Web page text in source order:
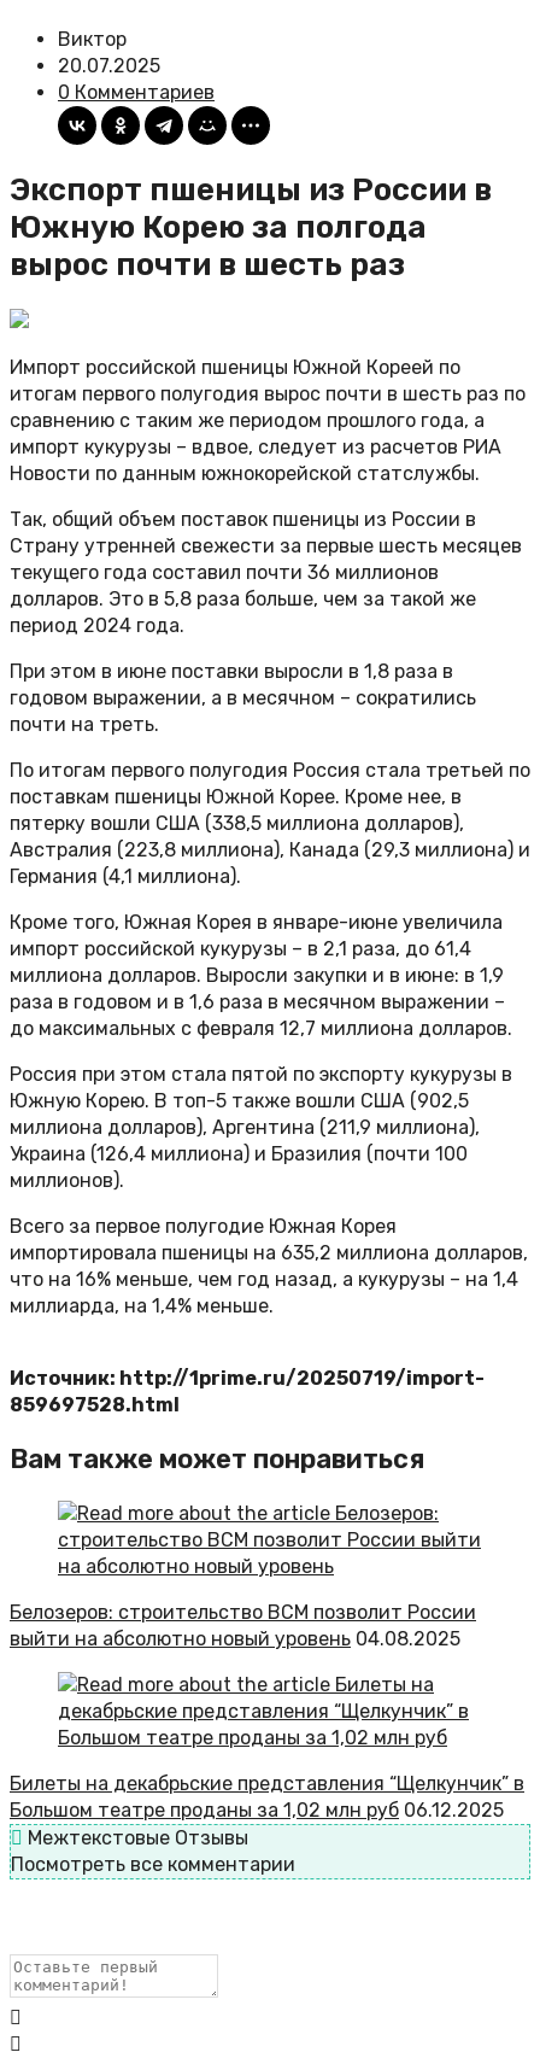
Виктор
20.07.2025
0 Комментариев
Экспорт пшеницы из России в
Южную Корею за полгода
вырос почти в шесть раз
Импорт российской пшеницы Южной Кореей по
итогам первого полугодия вырос почти в шесть раз по
сравнению с таким же периодом прошлого года, а
импорт кукурузы – вдвое, следует из расчетов РИА
Новости по данным южнокорейской статслужбы.
Так, общий объем поставок пшеницы из России в
Страну утренней свежести за первые шесть месяцев
текущего года составил почти 36 миллионов
долларов. Это в 5,8 раза больше, чем за такой же
период 2024 года.
При этом в июне поставки выросли в 1,8 раза в
годовом выражении, а в месячном – сократились
почти на треть.
По итогам первого полугодия Россия стала третьей по
поставкам пшеницы Южной Корее. Кроме нее, в
пятерку вошли США (338,5 миллиона долларов),
Австралия (223,8 миллиона), Канада (29,3 миллиона) и
Германия (4,1 миллиона).
Кроме того, Южная Корея в январе-июне увеличила
импорт российской кукурузы – в 2,1 раза, до 61,4
миллиона долларов. Выросли закупки и в июне: в 1,9
раза в годовом и в 1,6 раза в месячном выражении –
до максимальных с февраля 12,7 миллиона долларов.
Россия при этом стала пятой по экспорту кукурузы в
Южную Корею. В топ-5 также вошли США (902,5
миллиона долларов), Аргентина (211,9 миллиона),
Украина (126,4 миллиона) и Бразилия (почти 100
миллионов).
Всего за первое полугодие Южная Корея
импортировала пшеницы на 635,2 миллиона долларов,
что на 16% меньше, чем год назад, а кукурузы – на 1,4
миллиарда, на 1,4% меньше.
Источник: http://1prime.ru/20250719/import-
859697528.html
Вам также может понравиться
Белозеров: строительство ВСМ позволит России
выйти на абсолютно новый уровень 04.08.2025
Билеты на декабрьские представления “Щелкунчик” в
Большом театре проданы за 1,02 млн руб 06.12.2025
Межтекстовые Отзывы
Посмотреть все комментарии